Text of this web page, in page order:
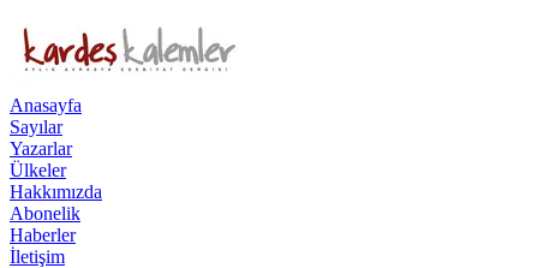
Anasayfa
Sayılar
Yazarlar
Ülkeler
Hakkımızda
Abonelik
Haberler
İletişim